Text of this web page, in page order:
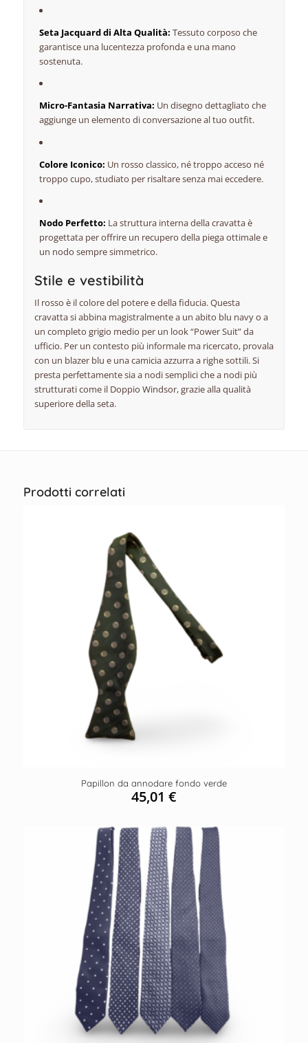
Seta Jacquard di Alta Qualità: Tessuto corposo che
garantisce una lucentezza profonda e una mano
sostenuta.
Micro-Fantasia Narrativa: Un disegno dettagliato che
aggiunge un elemento di conversazione al tuo outfit.
Colore Iconico: Un rosso classico, né troppo acceso né
troppo cupo, studiato per risaltare senza mai eccedere.
Nodo Perfetto: La struttura interna della cravatta è
progettata per offrire un recupero della piega ottimale e
un nodo sempre simmetrico.
Stile e vestibilità
Il rosso è il colore del potere e della fiducia. Questa
cravatta si abbina magistralmente a un abito blu navy o a
un completo grigio medio per un look “Power Suit” da
ufficio. Per un contesto più informale ma ricercato, provala
con un blazer blu e una camicia azzurra a righe sottili. Si
presta perfettamente sia a nodi semplici che a nodi più
strutturati come il Doppio Windsor, grazie alla qualità
superiore della seta.
Prodotti correlati
Papillon da annodare fondo verde
45,01€